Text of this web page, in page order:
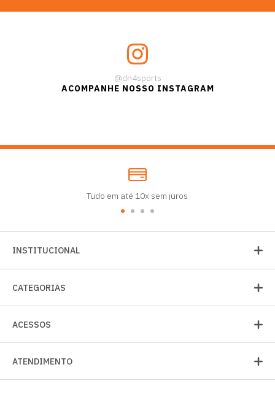
@dn4sports
ACOMPANHE NOSSO INSTAGRAM
Tudo em até 10x sem juros
INSTITUCIONAL
CATEGORIAS
ACESSOS
ATENDIMENTO